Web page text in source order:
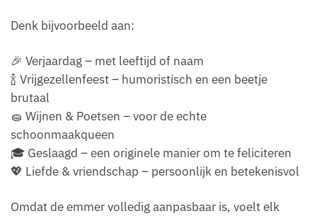
Denk bijvoorbeeld aan:
🎉 Verjaardag – met leeftijd of naam
🍾 Vrijgezellenfeest – humoristisch en een beetje
brutaal
🧽 Wijnen & Poetsen – voor de echte
schoonmaakqueen
🎓 Geslaagd – een originele manier om te feliciteren
💖 Liefde & vriendschap – persoonlijk en betekenisvol
Omdat de emmer volledig aanpasbaar is, voelt elk